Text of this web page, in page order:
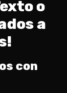
o
a
con